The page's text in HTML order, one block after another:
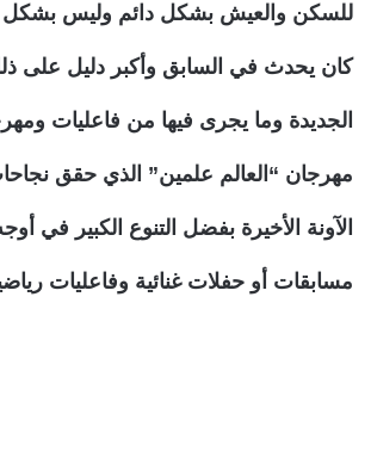
للسكن والعيش بشكل دائم وليس
كان يحدث في السابق وأكبر دليل على
الجديدة وما يجرى فيها من فاعليات
مهرجان “العالم علمين” الذي حقق
الآونة الأخيرة بفضل التنوع الكبير في
مسابقات أو حفلات غنائية وفاعليات